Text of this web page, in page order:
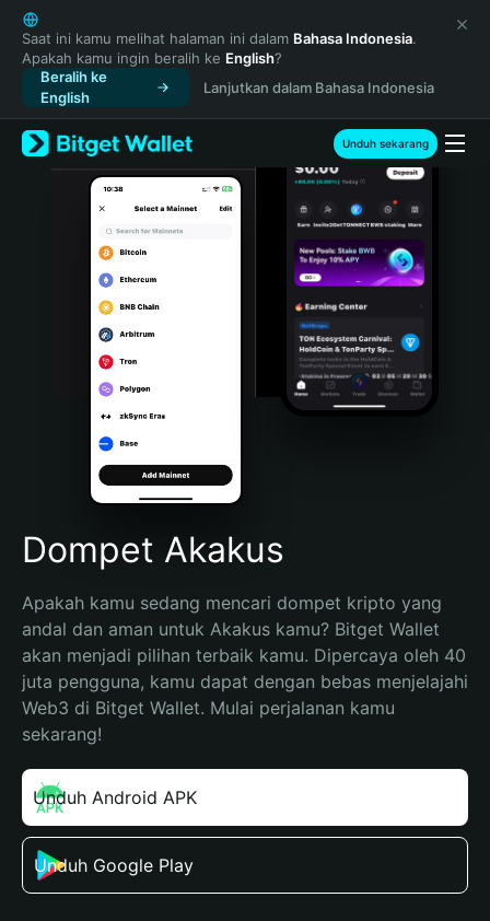
English
日本語
Tiếng Việt
Русский
Español (Latinoamérica)
Türkçe
Italiano
Português (Portugal)
Bahasa Indonesia
Português (Brasil)
Español (Argentina)
Saat ini kamu melihat halaman ini dalam Bahasa Indonesia.
Apakah kamu ingin beralih ke English?
Beralih ke
English
Lanjutkan dalam Bahasa Indonesia
Unduh sekarang
Dompet Akakus
Apakah kamu sedang mencari dompet kripto yang
andal dan aman untuk Akakus kamu? Bitget Wallet
akan menjadi pilihan terbaik kamu. Dipercaya oleh 40
juta pengguna, kamu dapat dengan bebas menjelajahi
Web3 di Bitget Wallet. Mulai perjalanan kamu
sekarang!
Unduh Android APK
Unduh Google Play